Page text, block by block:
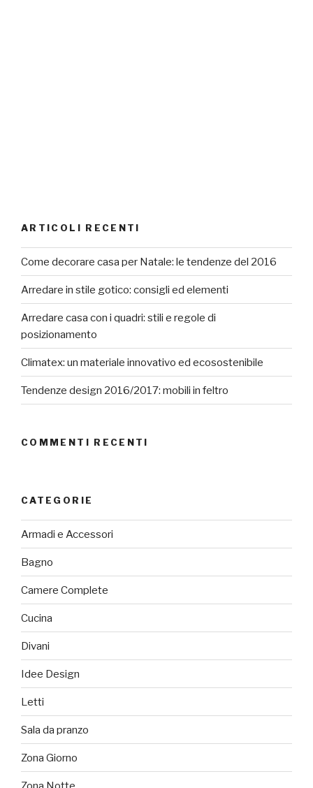
ARTICOLI RECENTI
Come decorare casa per Natale: le tendenze del 2016
Arredare in stile gotico: consigli ed elementi
Arredare casa con i quadri: stili e regole di
posizionamento
Climatex: un materiale innovativo ed ecosostenibile
Tendenze design 2016/2017: mobili in feltro
COMMENTI RECENTI
CATEGORIE
Armadi e Accessori
Bagno
Camere Complete
Cucina
Divani
Idee Design
Letti
Sala da pranzo
Zona Giorno